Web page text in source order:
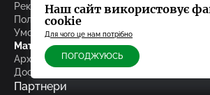
Реклама на сайті
Політика конфіденційності
Умови експлуатації
Матеріали
Архів
Досьє
Партнери
Наш сайт використовує
cookie
Для чого це нам потрібно
ПОГОДЖУЮСЬ